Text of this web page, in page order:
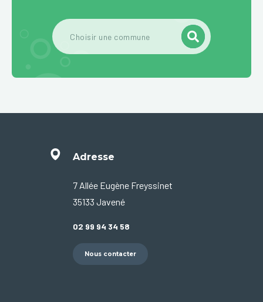
Adresse
7 Allée Eugène Freyssinet
35133 Javené
02 99 94 34 58
Nous contacter